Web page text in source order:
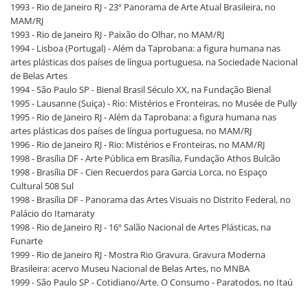
1993 - Rio de Janeiro RJ - 23º Panorama de Arte Atual Brasileira, no
MAM/RJ
1993 - Rio de Janeiro RJ - Paixão do Olhar, no MAM/RJ
1994 - Lisboa (Portugal) - Além da Taprobana: a figura humana nas
artes plásticas dos países de língua portuguesa, na Sociedade Nacional
de Belas Artes
1994 - São Paulo SP - Bienal Brasil Século XX, na Fundação Bienal
1995 - Lausanne (Suiça) - Rio: Mistérios e Fronteiras, no Musée de Pully
1995 - Rio de Janeiro RJ - Além da Taprobana: a figura humana nas
artes plásticas dos países de língua portuguesa, no MAM/RJ
1996 - Rio de Janeiro RJ - Rio: Mistérios e Fronteiras, no MAM/RJ
1998 - Brasília DF - Arte Pública em Brasília, Fundação Athos Bulcão
1998 - Brasília DF - Cien Recuerdos para Garcia Lorca, no Espaço
Cultural 508 Sul
1998 - Brasília DF - Panorama das Artes Visuais no Distrito Federal, no
Palácio do Itamaraty
1998 - Rio de Janeiro RJ - 16º Salão Nacional de Artes Plásticas, na
Funarte
1999 - Rio de Janeiro RJ - Mostra Rio Gravura. Gravura Moderna
Brasileira: acervo Museu Nacional de Belas Artes, no MNBA
1999 - São Paulo SP - Cotidiano/Arte. O Consumo - Paratodos, no Itaú